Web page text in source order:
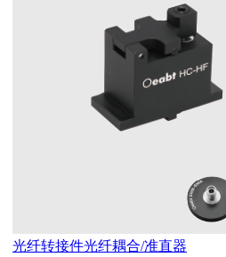
光纤转接件光纤耦合/准直器